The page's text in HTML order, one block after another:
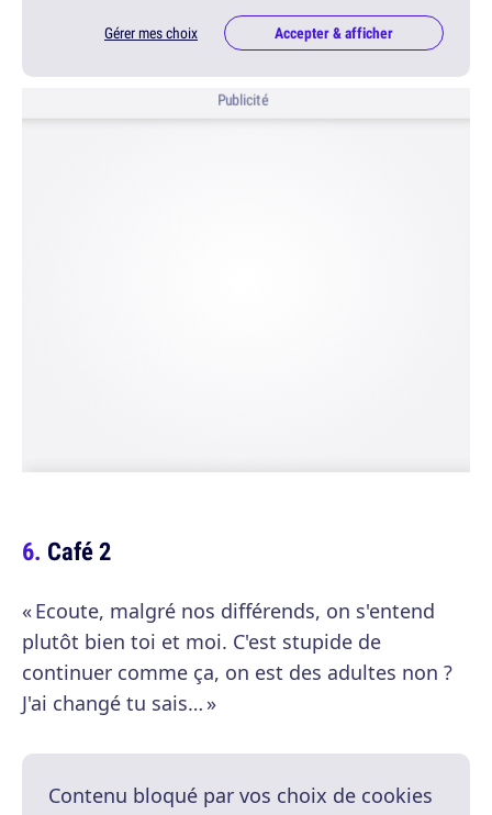
Gérer mes choix Accepter & afficher
Publicité
Café 2
« Ecoute, malgré nos différends, on s'entend
plutôt bien toi et moi. C'est stupide de
continuer comme ça, on est des adultes non ?
J'ai changé tu sais… »
Contenu bloqué par vos choix de cookies